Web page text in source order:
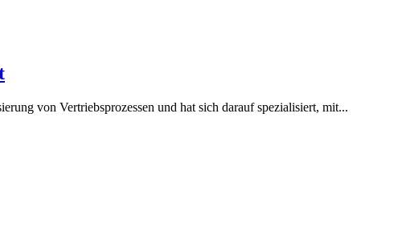
von Vertriebsprozessen und hat sich darauf spezialisiert, mit...